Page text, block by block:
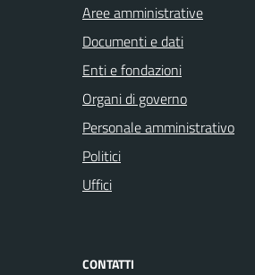
Aree amministrative
Documenti e dati
Enti e fondazioni
Organi di governo
Personale amministrativo
Politici
Uffici
CONTATTI